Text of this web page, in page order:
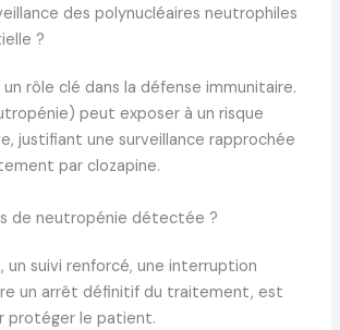
des polynucléaires neutrophiles
?
rôle clé dans la défense immunitaire.
peut exposer à un risque
justifiant une surveillance rapprochée
par clozapine.
de neutropénie détectée ?
un suivi renforcé, une interruption
un arrêt définitif du traitement, est
protéger le patient.